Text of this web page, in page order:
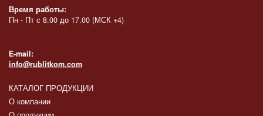
Время работы:
Пн - Пт с 8.00 до 17.00 (МСК +4)
E-mail:
info@rublitkom.com
КАТАЛОГ ПРОДУКЦИИ
О компании